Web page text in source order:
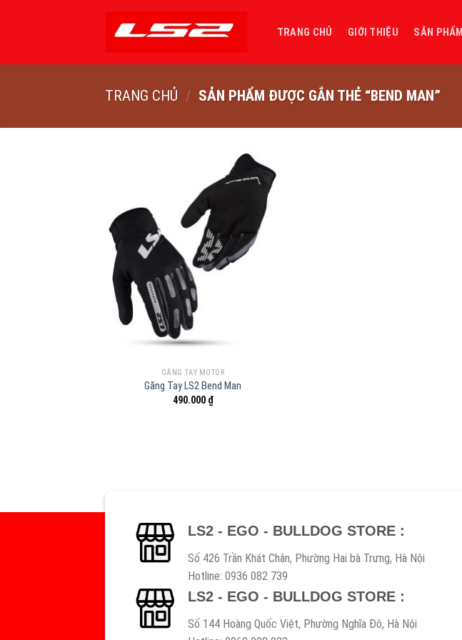
dung
TRANG CHỦ GIỚI THIỆU SẢN PHẨM
TRANG CHỦ / SẢN PHẨM ĐƯỢC GẮN THẺ “BEND MAN”
GĂNG TAY MOTOR
Găng Tay LS2 Bend Man
490.000 ₫
LS2 - EGO - BULLDOG STORE :
Số 426 Trần Khát Chân, Phường Hai bà Trưng, Hà Nội
Hotline: 0936 082 739
LS2 - EGO - BULLDOG STORE :
Số 144 Hoàng Quốc Việt, Phường Nghĩa Đô, Hà Nội